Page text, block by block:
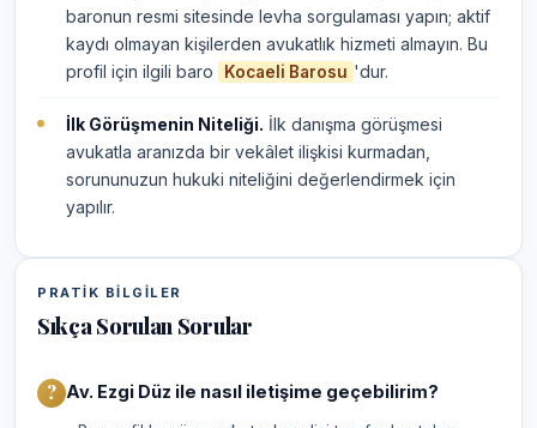
baronun resmi sitesinde levha sorgulaması yapın; aktif
kaydı olmayan kişilerden avukatlık hizmeti almayın. Bu
profil için ilgili baro
Kocaeli Barosu 'dur.
İlk Görüşmenin Niteliği. İlk danışma görüşmesi
avukatla aranızda bir vekâlet ilişkisi kurmadan,
sorununuzun hukuki niteliğini değerlendirmek için
yapılır.
PRATIK BILGILER
Sıkça Sorulan Sorular
Av. Ezgi Düz ile nasıl iletişime geçebilirim?